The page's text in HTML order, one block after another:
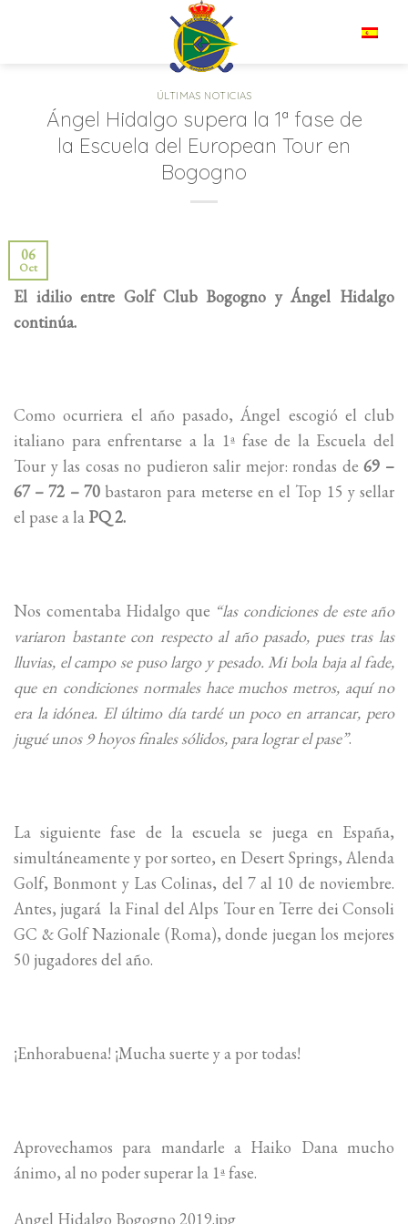
ÚLTIMAS NOTICIAS
Ángel Hidalgo supera la 1ª fase de
la Escuela del European Tour en
Bogogno
06
Oct
El idilio entre Golf Club Bogogno y Ángel Hidalgo
continúa.
Como ocurriera el año pasado, Ángel escogió el club
italiano para enfrentarse a la 1ª fase de la Escuela del
Tour y las cosas no pudieron salir mejor: rondas de69 –
67 – 72 – 70bastaron para meterse en el Top 15 y sellar
el pase a la PQ 2.
Nos comentaba Hidalgo que “las condiciones de este año
variaron bastante con respecto al año pasado, pues tras las
lluvias, el campo se puso largo y pesado. Mi bola baja al fade,
que en condiciones normales hace muchos metros, aquí no
era la idónea. El último día tardé un poco en arrancar, pero
jugué unos 9 hoyos finales sólidos, para lograr el pase”.
La siguiente fase de la escuela se juega en España,
simultáneamente y por sorteo, en Desert Springs, Alenda
Golf, Bonmont y Las Colinas, del 7 al 10 de noviembre.
Antes, jugará la Final del Alps Tour en Terre dei Consoli
GC & Golf Nazionale (Roma), donde juegan los mejores
50 jugadores del año.
¡Enhorabuena! ¡Mucha suerte y a por todas!
Aprovechamos para mandarle a Haiko Dana mucho
ánimo, al no poder superar la 1ª fase.
Angel Hidalgo Bogogno 2019.jpg